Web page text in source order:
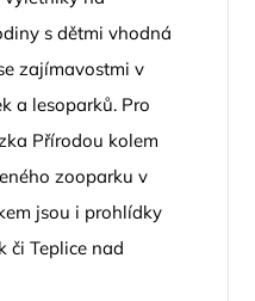
s dětmi vhodná
zajímavostmi v
a lesoparků. Pro
Přírodou kolem
zooparku v
jsou i prohlídky
či Teplice nad